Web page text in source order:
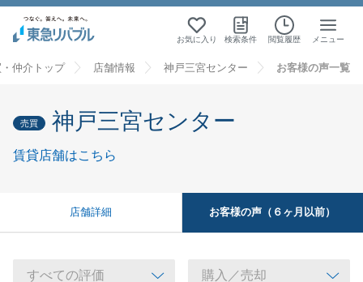
お気に入り 検索条件 閲覧履歴 メニュー
仲介トップ 店舗情報 神戸三宮センター お客様の声一覧
売買 神戸三宮センター
賃貸店舗はこちら
店舗詳細 お客様の声（６ヶ月以前）